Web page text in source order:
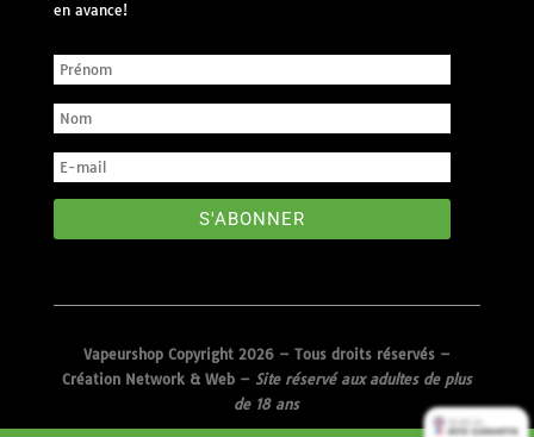
en avance!
S'ABONNER
Vapeurshop Copyright 2026 – Tous droits réservés –
Création Network & Web– Site réservé aux adultes de plus
de 18 ans